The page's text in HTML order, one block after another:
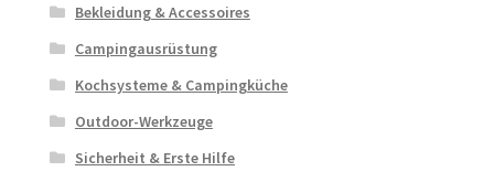
Widerrufsbelehrung
Zahlungsarten
Bekleidung & Accessoires
Campingausrüstung
Kochsysteme & Campingküche
Outdoor-Werkzeuge
Sicherheit & Erste Hilfe